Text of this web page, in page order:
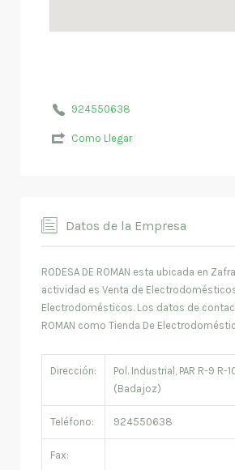
924550638
Como Llegar
Datos de la Empresa
RODESA DE ROMAN esta ubicada en
actividad es Venta de
Electrodomésticos. Los datos de
ROMAN como Tienda De
Dirección:
Pol. Industrial, PAR R-9 R-
(Badajoz)
Teléfono: 924550638
Fax: